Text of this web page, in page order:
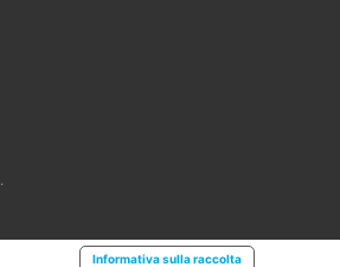
Informativa sulla raccolta